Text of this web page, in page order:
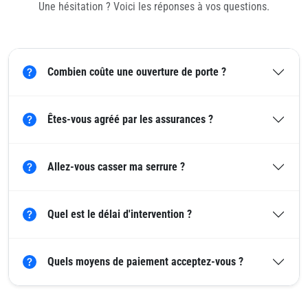
Une hésitation ? Voici les réponses à vos questions.
Combien coûte une ouverture de porte ?
Êtes-vous agréé par les assurances ?
Allez-vous casser ma serrure ?
Quel est le délai d'intervention ?
Quels moyens de paiement acceptez-vous ?